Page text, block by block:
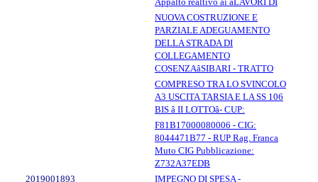
NUOVA COSTRUZIONE E
PARZIALE ADEGUAMENTO
DELLA STRADA DI
COLLEGAMENTO
COSENZAâSIBARI - TRATTO
COMPRESO TRA LO SVINCOLO
A3 USCITA TARSIA E LA SS 106
BIS â II LOTTOâ- CUP:
F81B17000080006 - CIG:
8044471B77 - RUP Rag. Franca
Muto CIG Pubblicazione:
Z732A37EDB
2019001893
IMPEGNO DI SPESA -